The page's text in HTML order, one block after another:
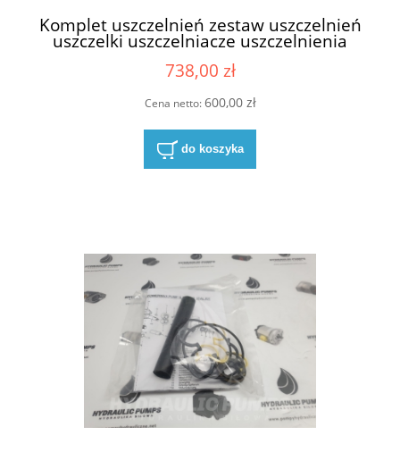
Komplet uszczelnień zestaw uszczelnień
uszczelki uszczelniacze uszczelnienia
do silników hydraulicznych Parker Ultra
738,00 zł
Cena netto:600,00 zł
do koszyka